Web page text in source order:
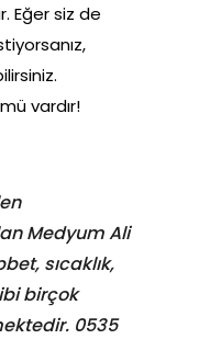
Eğer siz de
vardır!
Medyum Ali
sıcaklık,
birçok
0535